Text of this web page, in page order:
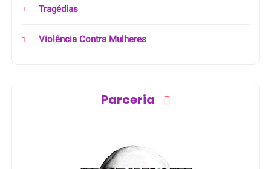
Tragédias
Violência Contra Mulheres
Parceria